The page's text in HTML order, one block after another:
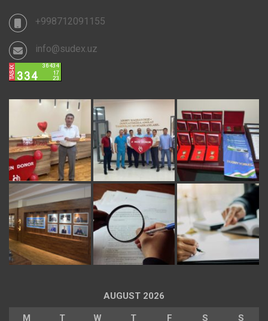
+998712091155
info@sudex.uz
AUGUST 2026
M T W T F S S